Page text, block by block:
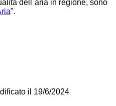
dell´aria in regione, sono
".
il 19/6/2024